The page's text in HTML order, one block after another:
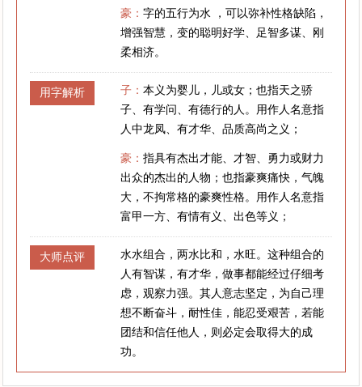
豪：字的五行为水 ，可以弥补性格缺陷，
增强智慧，变的聪明好学、足智多谋、刚
柔相济。
用字解析 子：本义为婴儿，儿或女；也指天之骄
子、有学问、有德行的人。用作人名意指
人中龙凤、有才华、品质高尚之义；
豪：指具有杰出才能、才智、勇力或财力
出众的杰出的人物；也指豪爽痛快，气魄
大，不拘常格的豪爽性格。用作人名意指
富甲一方、有情有义、出色等义；
大师点评
水水组合，两水比和，水旺。这种组合的
人有智谋，有才华，做事都能经过仔细考
虑，观察力强。其人意志坚定，为自己理
想不断奋斗，耐性佳，能忍受艰苦，若能
团结和信任他人，则必定会取得大的成
功。